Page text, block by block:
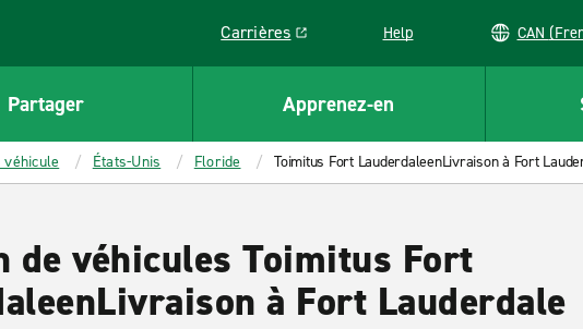
Carrières
Link opens in a new window
Help CAN
Partager Apprenez-en
États-Unis Floride Toimitus Fort LauderdaleenLivraison à Fort
de véhicules Toimitus Fort
à Fort Lauderdale